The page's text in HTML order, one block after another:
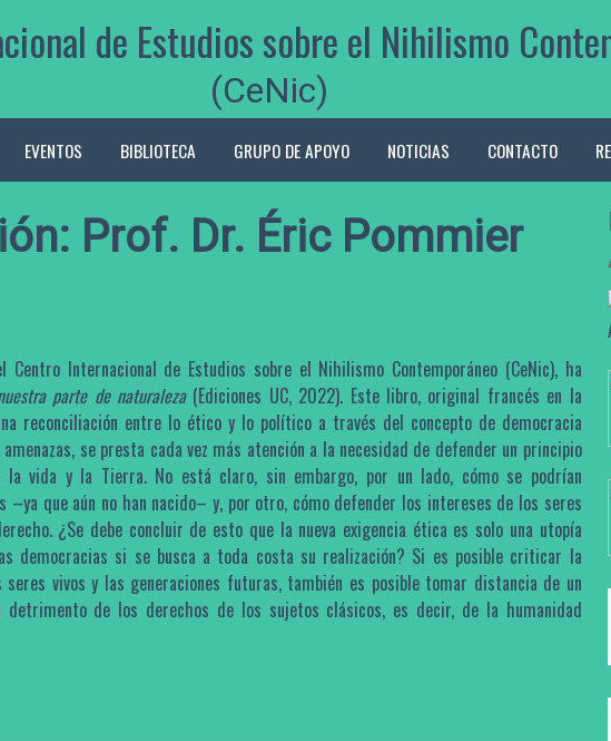
de Estudios sobre el Nihilismo
(CeNic)
EVENTOS BIBLIOTECA GRUPO DE APOYO NOTICIAS CONTACTO
Prof. Dr. Éric Pommier
Internacional de Estudios sobre el Nihilismo Contemporáneo (CeNic), ha
parte de naturaleza (Ediciones UC, 2022). Este libro, original francés en la
reconciliación entre lo ético y lo político a través del concepto de democracia
se presta cada vez más atención a la necesidad de defender un principio
la vida y la Tierra. No está claro, sin embargo, por un lado, cómo se podrían
que aún no han nacido– y, por otro, cómo defender los intereses de los seres
¿Se debe concluir de esto que la nueva exigencia ética es solo una utopía
democracias si se busca a toda costa su realización? Si es posible criticar la
vivos y las generaciones futuras, también es posible tomar distancia de un
de los derechos de los sujetos clásicos, es decir, de la humanidad